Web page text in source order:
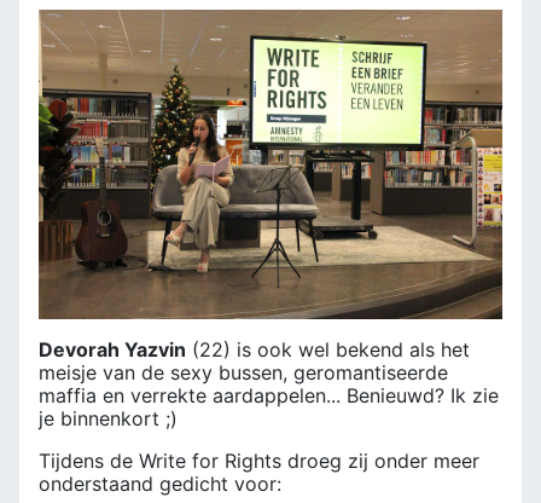
Devorah Yazvin (22) is ook wel bekend als het
meisje van de sexy bussen, geromantiseerde
maffia en verrekte aardappelen... Benieuwd? Ik zie
je binnenkort ;)
Tijdens de Write for Rights droeg zij onder meer
onderstaand gedicht voor: